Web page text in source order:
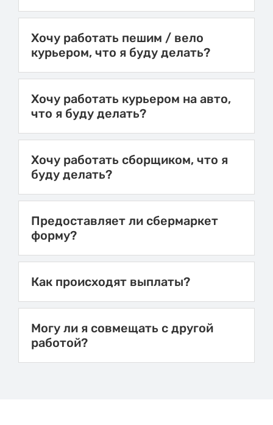
Хочу работать пешим / вело
курьером, что я буду делать?
Хочу работать курьером на авто,
что я буду делать?
Хочу работать сборщиком, что я
буду делать?
Предоставляет ли сбермаркет
форму?
Как происходят выплаты?
Могу ли я совмещать с другой
работой?